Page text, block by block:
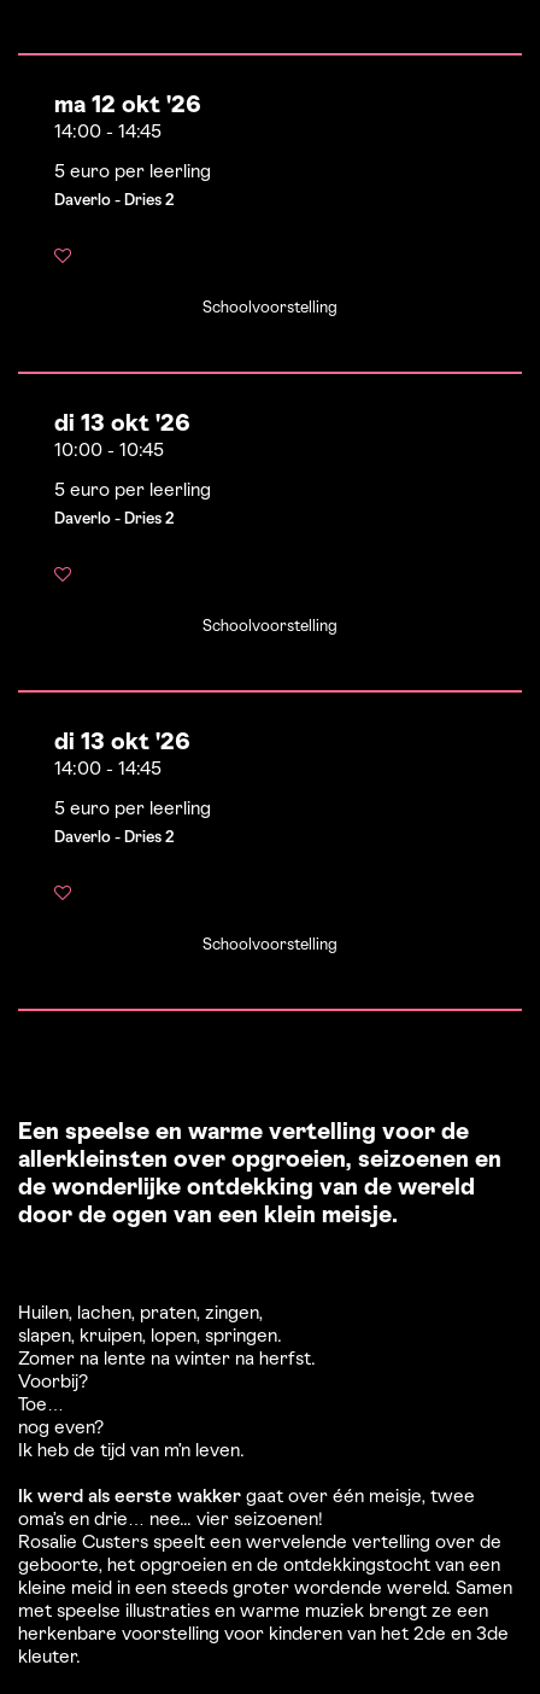
ma 12 okt '26
14:00 - 14:45
5 euro per leerling
Daverlo - Dries 2
Schoolvoorstelling
di 13 okt '26
10:00 - 10:45
5 euro per leerling
Daverlo - Dries 2
Schoolvoorstelling
di 13 okt '26
14:00 - 14:45
5 euro per leerling
Daverlo - Dries 2
Schoolvoorstelling
Een speelse en warme vertelling voor de
allerkleinsten over opgroeien, seizoenen en
de wonderlijke ontdekking van de wereld
door de ogen van een klein meisje.
Huilen, lachen, praten, zingen,
slapen, kruipen, lopen, springen.
Zomer na lente na winter na herfst.
Voorbij?
Toe…
nog even?
Ik heb de tijd van m’n leven.
Ik werd als eerste wakker gaat over één meisje, twee
oma’s en drie… nee... vier seizoenen!
Rosalie Custers speelt een wervelende vertelling over de
geboorte, het opgroeien en de ontdekkingstocht van een
kleine meid in een steeds groter wordende wereld. Samen
met speelse illustraties en warme muziek brengt ze een
herkenbare voorstelling voor kinderen van het 2de en 3de
kleuter.
Inzoomen Inzoomen